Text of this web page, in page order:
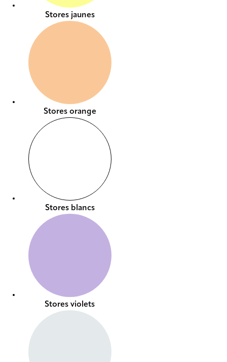
Stores jaunes
Stores orange
Stores blancs
Stores violets